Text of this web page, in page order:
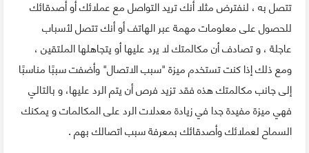
تتصل به ، لنفترض مثلا أنك تريد التواصل مع عملائك أو أصدقائك
للحصول على معلومات مهمة عبر الهاتف أو أنك تتصل لأسباب
عاجلة ، و تصادف أن مكالمتك لا يرد عليها أو يتجاهلها الملتقين ،
ومع ذلك إذا كنت تستخدم ميزة "سبب الاتصال" وأضفت سببًا مناسبًا
إلى جانب مكالمتك هذه فقد تزيد فرص أن يتم الرد عليها، و بالتالي
فهي ميزة مفيدة جدا في زيادة معدلات الرد على المكالمات و يمكنك
السماح لعملائك وأصدقائك بمعرفة سبب اتصالك بهم .